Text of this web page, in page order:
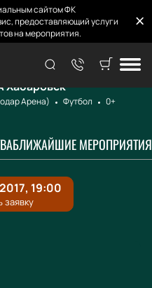
сайтом ФК
предоставляющий услуги
на мероприятия.
- СКА ...
Хабаровск
Арена) Футбол
0+
БЛИЖАЙШИЕ МЕРОПРИЯТИЯ